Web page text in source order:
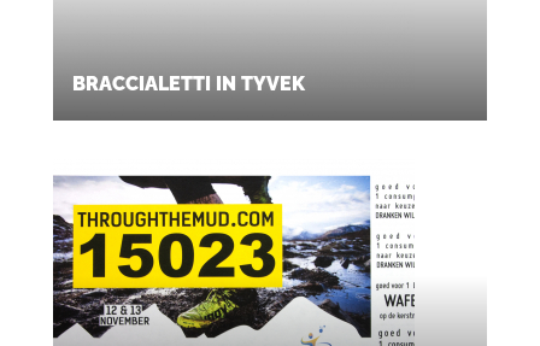
BRACCIALETTI IN TYVEK